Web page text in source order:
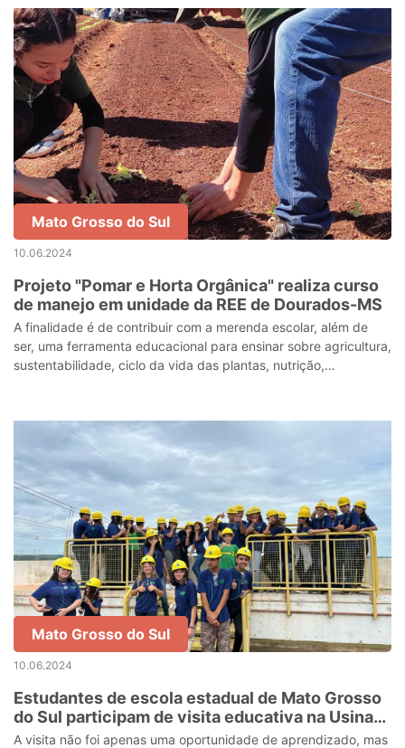
Mato Grosso do Sul
10.06.2024
Projeto "Pomar e Horta Orgânica" realiza curso
de manejo em unidade da REE de Dourados-MS
A finalidade é de contribuir com a merenda escolar, além de
ser, uma ferramenta educacional para ensinar sobre agricultura,
sustentabilidade, ciclo da vida das plantas, nutrição,
Mato Grosso do Sul
10.06.2024
Estudantes de escola estadual de Mato Grosso
do Sul participam de visita educativa na Usina
Hidrelétrica Jupiá
A visita não foi apenas uma oportunidade de aprendizado, mas